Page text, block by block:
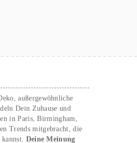
außergewöhnliche
Dein Zuhause und
in Paris, Birmingham,
Trends mitgebracht, die
Deine Meinung